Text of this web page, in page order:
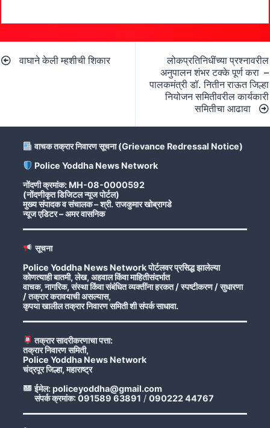
navigation
वाघाने केली म्हशीची शिकार
लोकप्रतिनिधींच्या प्रश्नावरील
अनुपालन शंभर टक्के पूर्ण करा –
पालकमंत्री डॉ. नितीन राऊत जिल्हा
नियोजन समितीवरील कार्यकारी
समितीचा आढावा
वाचक तक्रार निवारण सूचना (Grievance Redressal Notice)
Police Yoddha News Network
नोंदणी क्रमांक: MH-08-0000592
(नोंदणीकृत डिजिटल न्यूज पोर्टल)
मुख्य संपादक व संचालक – श्री. राजकुमार खोब्रागडे
न्यूज एडिटर – अमर वासनिक
सूचना
Police Yoddha News Network पोर्टलवर प्रसिद्ध झालेल्या
कोणत्याही बातमी, लेख, अहवाल किंवा माहितीसंदर्भात
वाचक, नागरिक, संस्था किंवा संबंधित व्यक्तींना हरकत / स्पष्टीकरण / सुधारणा
/ तक्रार करावयाची असल्यास,
कृपया खालील तक्रार निवारण समिती शी संपर्क साधावा.
तक्रार सादरीकरणाचा पत्ता:
तक्रार निवारण समिती,
Police Yoddha News Network
चंद्रपूर जिल्हा, महाराष्ट्र
ईमेल: policeyoddha@gmail.com
संपर्क क्रमांक: 091589 63891 / 090222 44767